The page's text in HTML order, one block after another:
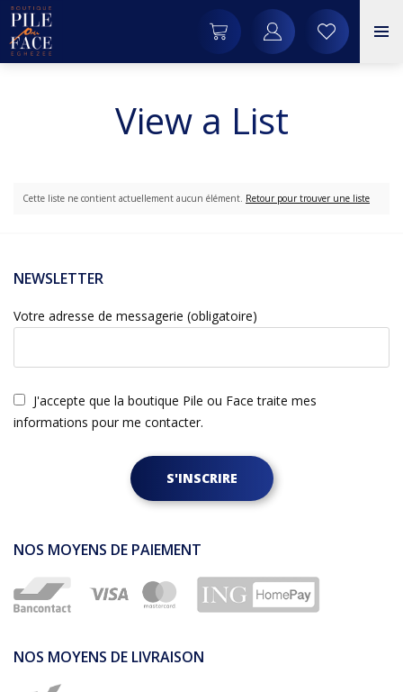
View a List
Cette liste ne contient actuellement aucun élément. Retour pour trouver une liste
NEWSLETTER
Votre adresse de messagerie (obligatoire)
J'accepte que la boutique Pile ou Face traite mes
informations pour me contacter.
S'INSCRIRE
NOS MOYENS DE PAIEMENT
NOS MOYENS DE LIVRAISON